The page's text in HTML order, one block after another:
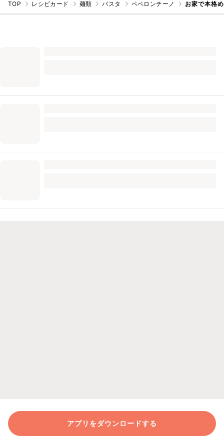
TOP レシピカード 麺類 パスタ ペペロンチーノ お家で本格
アプリをダウンロードする